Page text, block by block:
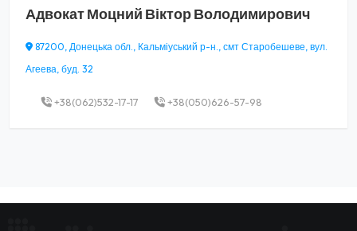
АдвокатМоцний Віктор Володимирович
87200, Донецька обл., Кальміуський р-н., смт Старобешеве, вул.
Агеева, буд. 32
+38(062)532-17-17 +38(050)626-57-98